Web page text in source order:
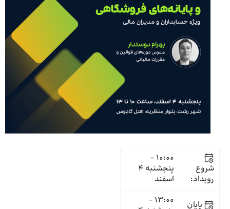
شروع
رویداد:
10:00 -
پنجشنبه 4
اسفند
پایان
13:00 -